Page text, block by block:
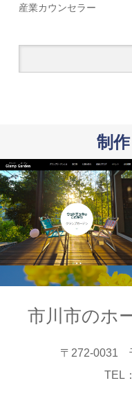
産業カウンセラー
制
市川市のホ
〒272-0031
TEL